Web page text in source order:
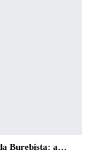
Burebista: a…